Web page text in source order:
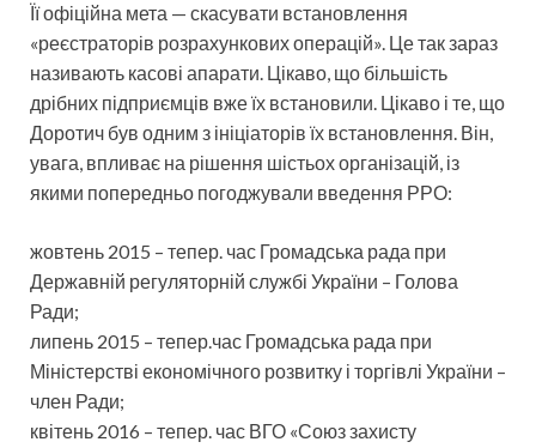
Її офіційна мета — скасувати встановлення
«реєстраторів розрахункових операцій». Це так зараз
називають касові апарати. Цікаво, що більшість
дрібних підприємців вже їх встановили. Цікаво і те, що
Доротич був одним з ініціаторів їх встановлення. Він,
увага, впливає на рішення шістьох організацій, із
якими попередньо погоджували введення РРО:
жовтень 2015 – тепер. час Громадська рада при
Державній регуляторній службі України – Голова
Ради;
липень 2015 – тепер.час Громадська рада при
Міністерстві економічного розвитку і торгівлі України –
член Ради;
квітень 2016 – тепер. час ВГО «Союз захисту